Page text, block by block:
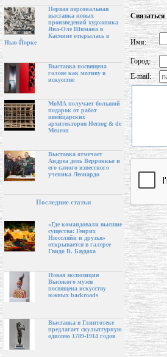
Первая персональная
выставка новых
произведений художника
Яна-Оле Шимана в
Касмине открылась в
Нью-Йорке
Выставка посвящена
голове как мотиву в
искусстве
МоМА получает большой
подарок от работ
швейцарских
архитекторов Herzog & de
Meuron
Выставка отмечает
Андреа дель Верроккьо и
его самого известного
ученика Леонардо
Последние статьи
«Где командовали высшие
существа: Генрих
Нюссляйн и друзья»
открывается в галерее
Гвидо В. Баудаха
Новая экспозиция
Высокого музея
посвящена искусству
южных backroads
Выставка в Глиптотеке
предлагает скульптурную
одиссею 1789-1914 годов
Имя:
Город:
E-mail: